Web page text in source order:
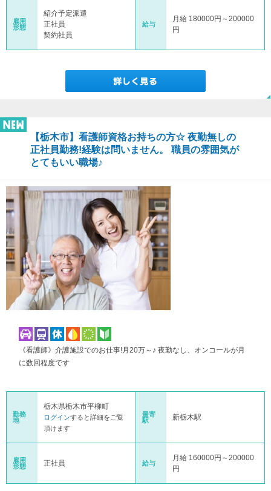
雇用
形態
紹介予定派遣
正社員
契約社員
給与
月給 180000円～200000
円
【栃木市】看護師資格お持ちの方☆ 夜勤無しの
正社員勤務!経験は問いません。 職員の雰囲気が
とてもいい職場♪
《看護師》介護施設でのお仕事!月20万～♪ 夜勤なし、オンコールが月
に数回程度です
勤務
地
栃木県栃木市平柳町
ログインすると詳細をご覧
頂けます
最寄
駅
新栃木駅
雇用
形態
正社員 給与
月給 160000円～200000
円